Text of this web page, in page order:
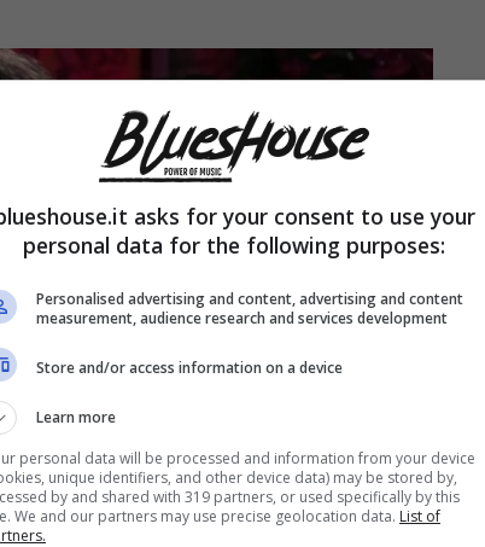
asks for your consent to use your
personal data for the following purposes:
Personalised advertising and content, advertising and content
measurement, audience research and services development
Store and/or access information on a device
Learn more
personal data will be processed and information from your device
unique identifiers, and other device data) may be stored by,
by and shared with 319 partners, or used specifically by this
We and our partners may use precise geolocation data. List of